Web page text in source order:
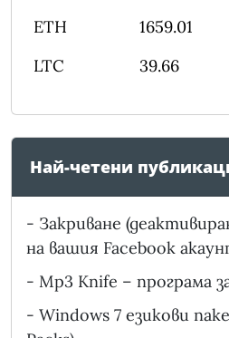
ETH
1659.01
LTC
39.66
Най-четени
- Закриване
на вашия Facebook
- Mp3 Knife – програма
- Windows 7 езикови